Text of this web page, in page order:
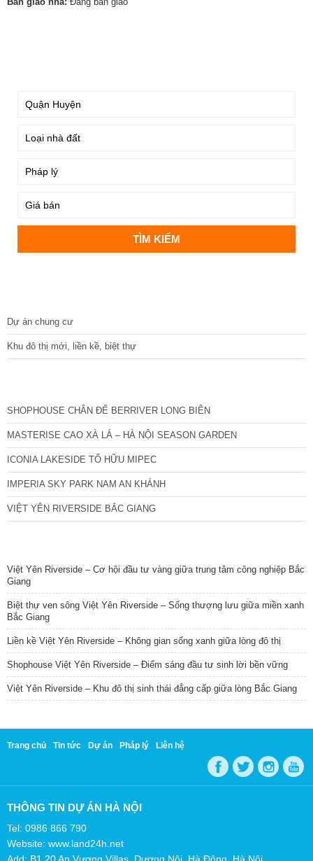
Dự án chung cư
Khu đô thị mới, liền kề, biệt thự
SHOPHOUSE CHÂN ĐẾ BERRIVER LONG BIÊN
MASTERISE CAO XÀ LÁ – HÀ NỘI SEASON GARDEN
ICONIA LAKESIDE TỐ HỮU MIPEC
IMPERIA SKY PARK NAM AN KHÁNH
VIỆT YÊN RIVERSIDE BẮC GIANG
Việt Yên Riverside – Cơ hội đầu tư vàng giữa trung tâm công nghiệp Bắc
Giang
Biệt thự ven sông Việt Yên Riverside – Sống thượng lưu giữa miền xanh
Bắc Giang
Liền kề Việt Yên Riverside – Không gian sống xanh giữa lòng đô thị
Shophouse Việt Yên Riverside – Điểm sáng đầu tư sinh lời bền vững
Việt Yên Riverside – Khu đô thị sinh thái đẳng cấp giữa lòng Bắc Giang
Trang chủ Tin tức Dự án Pháp lý Liên hệ
THÔNG TIN DỰ ÁN HÀ NỘI
Tel: 0986 866 790
Website: www.land24h.net